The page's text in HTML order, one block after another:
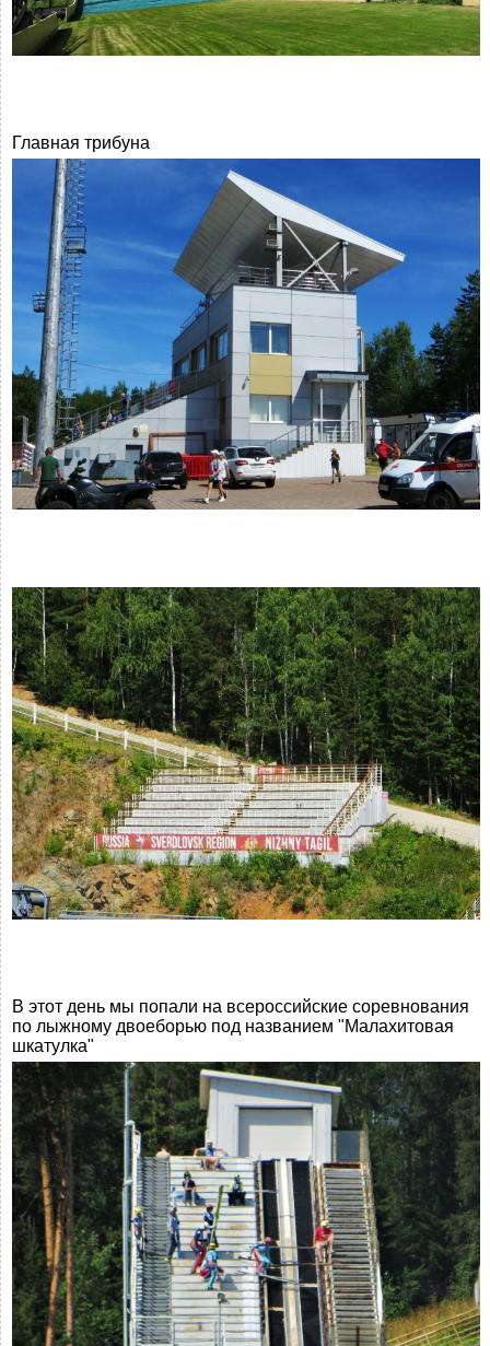
Главная трибуна
В этот день мы попали на всероссийские соревнования
по лыжному двоеборью под названием "Малахитовая
шкатулка"